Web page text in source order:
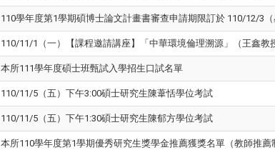
110學年度第1學期碩博士論文計畫書審查申請期限訂於 110/12/3
110/11/1（一）【課程邀請講座】「中華環境倫理溯源」（王鑫教
本所111學年度碩士班甄試入學招生口試名單
110/11/5（五）下午3:00碩士研究生陳葦恬學位考試
110/11/5（五）下午1:30碩士研究生陳郁方學位考試
本所110學年度第1學期優秀研究生獎學金推薦獲獎名單（教師推薦